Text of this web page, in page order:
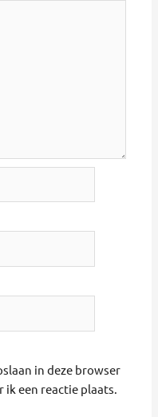
in deze browser
ik een reactie plaats.